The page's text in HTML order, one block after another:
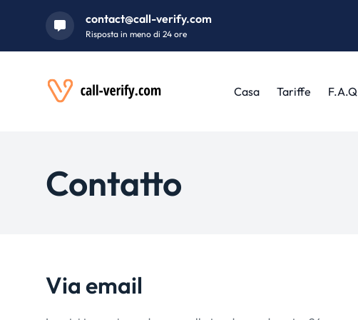
contact@call-verify.com
Risposta in meno di 24 ore
Casa Tariffe F.A.Q
Contatto
Via email